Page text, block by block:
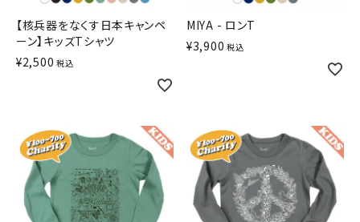
【核兵器をなくす日本キャンペ
ーン】キッズTシャツ
¥2,500 税込
MIYA - ロンT
¥3,900 税込